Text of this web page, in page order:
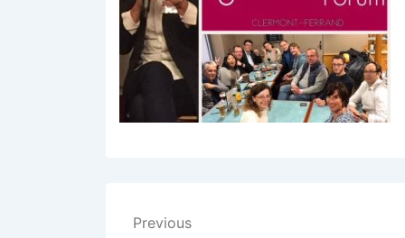
Navigation
Previous